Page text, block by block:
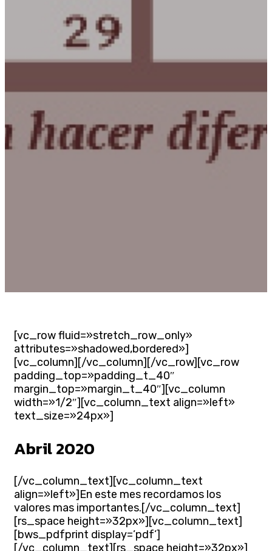
[vc_row fluid=»stretch_row_only»
attributes=»shadowed,bordered»]
[vc_column][/vc_column][/vc_row][vc_row
padding_top=»padding_t_40″
margin_top=»margin_t_40″][vc_column
width=»1/2″][vc_column_text align=»left»
text_size=»24px»]
Abril 2020
[/vc_column_text][vc_column_text
align=»left»]En este mes recordamos los
valores mas importantes.[/vc_column_text]
[rs_space height=»32px»][vc_column_text]
[bws_pdfprint display=’pdf’]
[/vc_column_text][rs_space height=»32px»]